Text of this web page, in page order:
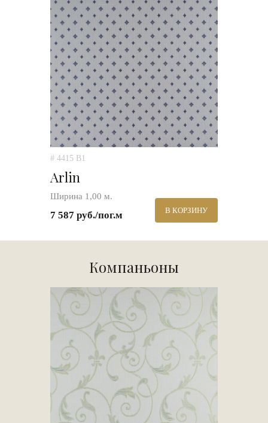
# 4415 B1
Arlin
Ширина 1,00 м.
7 587 руб./пог.м В КОРЗИНУ
Компаньоны